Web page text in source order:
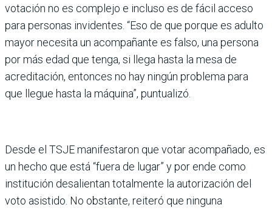
votación no es complejo e incluso es de fácil acceso
para personas invidentes. “Eso de que porque es adulto
mayor necesita un acompañante es falso, una persona
por más edad que tenga, si llega hasta la mesa de
acreditación, entonces no hay ningún problema para
que llegue hasta la máquina”, puntualizó.
Desde el TSJE manifestaron que votar acompañado, es
un hecho que está “fuera de lugar” y por ende como
institución desalientan totalmente la autorización del
voto asistido. No obstante, reiteró que ninguna